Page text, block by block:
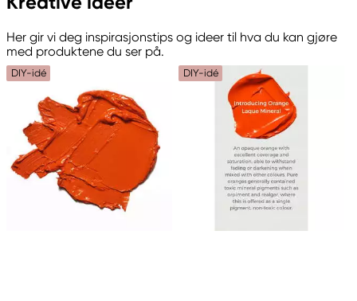
Winsor & Newton
Östra Långgatan 87
61930 Trosa, Sweden
info@colart.se
Her gir vi deg inspirasjonstips og ideer til hva du kan gjøre
med produktene du ser på.
DIY-idé DIY-idé